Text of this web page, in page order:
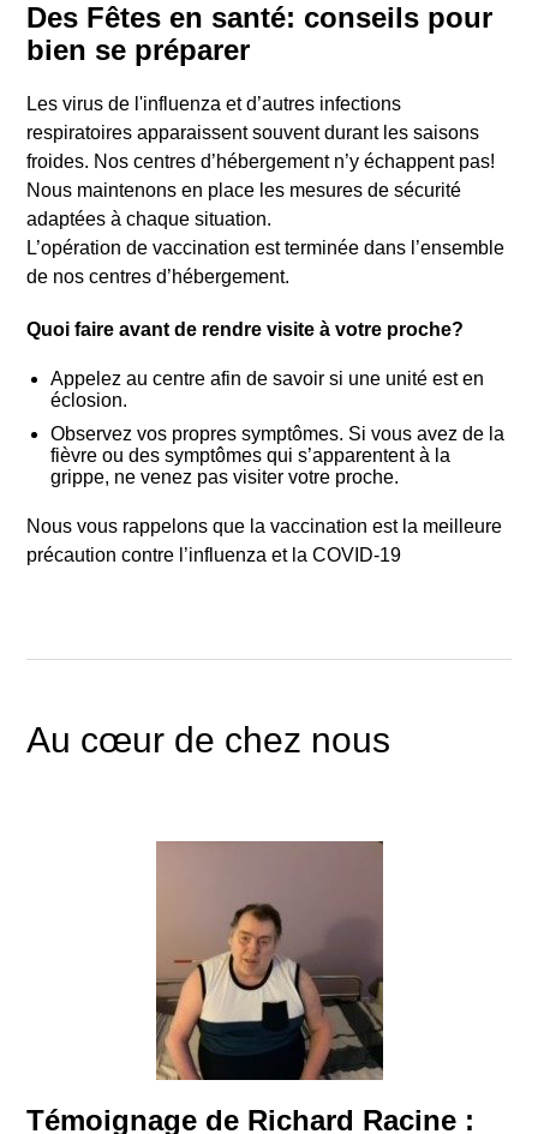
Des Fêtes en santé: conseils pour
bien se préparer
Les virus de l'influenza et d’autres infections
respiratoires apparaissent souvent durant les saisons
froides. Nos centres d’hébergement n’y échappent pas!
Nous maintenons en place les mesures de sécurité
adaptées à chaque situation.
L’opération de vaccination est terminée dans l’ensemble
de nos centres d’hébergement.
Quoi faire avant de rendre visite à votre proche?
Appelez au centre afin de savoir si une unité est en
éclosion.
Observez vos propres symptômes. Si vous avez de la
fièvre ou des symptômes qui s’apparentent à la
grippe, ne venez pas visiter votre proche.
Nous vous rappelons que la vaccination est la meilleure
précaution contre l’influenza et la COVID-19
Au cœur de chez nous
Témoignage de Richard Racine :